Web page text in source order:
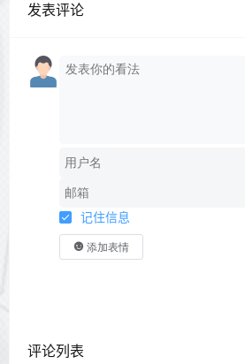
发表评论
记住信息
添加表情
评论列表